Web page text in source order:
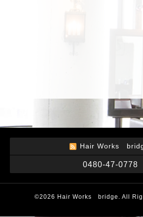
Hair Works
0480-47-0778
©2026 Hair Works bridge . All